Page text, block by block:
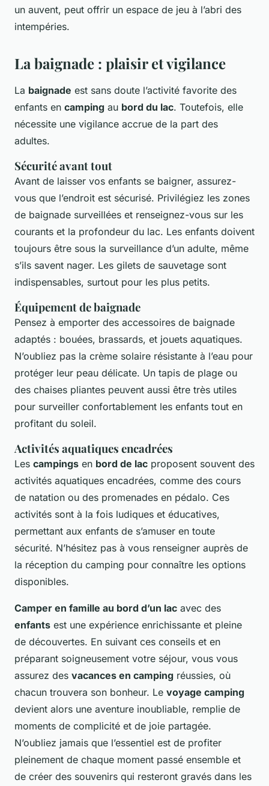
un auvent, peut offrir un espace de jeu à l’abri des
intempéries.
La baignade : plaisir et vigilance
La baignade est sans doute l’activité favorite des
enfants en camping au bord du lac. Toutefois, elle
nécessite une vigilance accrue de la part des
adultes.
Sécurité avant tout
Avant de laisser vos enfants se baigner, assurez-
vous que l’endroit est sécurisé. Privilégiez les zones
de baignade surveillées et renseignez-vous sur les
courants et la profondeur du lac. Les enfants doivent
toujours être sous la surveillance d’un adulte, même
s’ils savent nager. Les gilets de sauvetage sont
indispensables, surtout pour les plus petits.
Équipement de baignade
Pensez à emporter des accessoires de baignade
adaptés : bouées, brassards, et jouets aquatiques.
N’oubliez pas la crème solaire résistante à l’eau pour
protéger leur peau délicate. Un tapis de plage ou
des chaises pliantes peuvent aussi être très utiles
pour surveiller confortablement les enfants tout en
profitant du soleil.
Activités aquatiques encadrées
Les campings en bord de lac proposent souvent des
activités aquatiques encadrées, comme des cours
de natation ou des promenades en pédalo. Ces
activités sont à la fois ludiques et éducatives,
permettant aux enfants de s’amuser en toute
sécurité. N’hésitez pas à vous renseigner auprès de
la réception du camping pour connaître les options
disponibles.
Camper en famille au bord d’un lac avec des
enfants est une expérience enrichissante et pleine
de découvertes. En suivant ces conseils et en
préparant soigneusement votre séjour, vous vous
assurez des vacances en camping réussies, où
chacun trouvera son bonheur. Le voyage camping
devient alors une aventure inoubliable, remplie de
moments de complicité et de joie partagée.
N’oubliez jamais que l’essentiel est de profiter
pleinement de chaque moment passé ensemble et
de créer des souvenirs qui resteront gravés dans les